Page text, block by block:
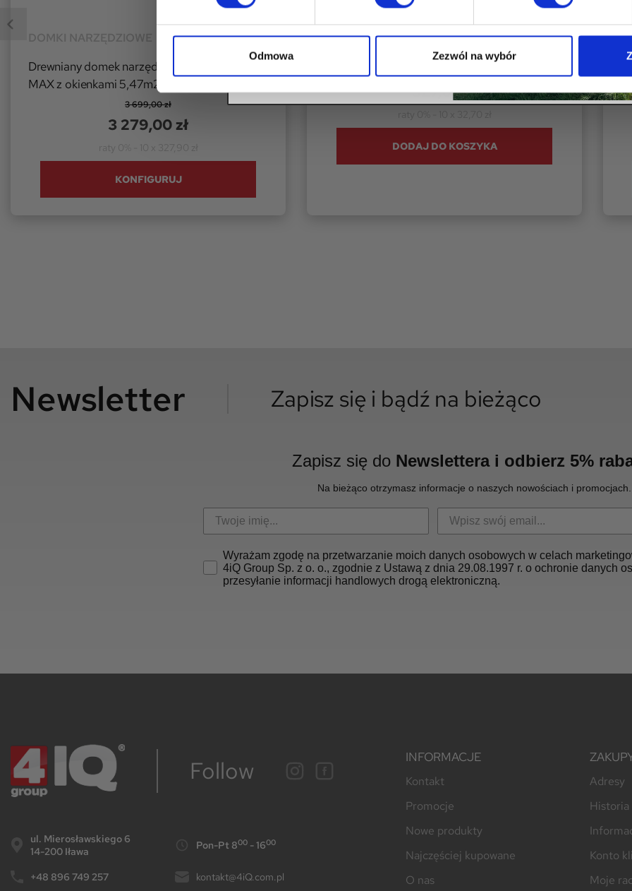
Odmowa Zezwól na wybór
DOMKI NARZĘDZIOWE
Drewniany domek narzędziowy dwudrzwiowy
MAX z okienkami 5,47m2 narzędziownia
3 699,00 zł
3 279,00 zł
raty 0% - 10 x 327,90 zł
KONFIGURUJ
OPCJE PRODUKTOWE - UKRYTE
ZESTAW 3X GONT CZERWONY
327,00 zł
DODAJ DO KOSZYKA
Newsletter Zapisz się i bądź na bieżąco
Zapisz się do Newslettera i odbierz 5%
Na bieżąco otrzymasz informacje o naszych nowościach i promocjach.
Wyrażam zgodę na przetwarzanie moich danych osobowych w celach
4iQ Group Sp. z o. o., zgodnie z Ustawą z dnia 29.08.1997 r. o ochronie danych
przesyłanie informacji handlowych drogą elektroniczną.
Follow
ul. Mierosławskiego 6
14-200 Iława
Pon-Pt 800 - 1600
+48 896 749 257 kontakt@4iQ.com.pl
INFORMACJE
Kontakt
Promocje
Nowe produkty
Najczęściej kupowane
O nas
Adresy
Historia
Konto
Moje
ODBIERAM RABAT